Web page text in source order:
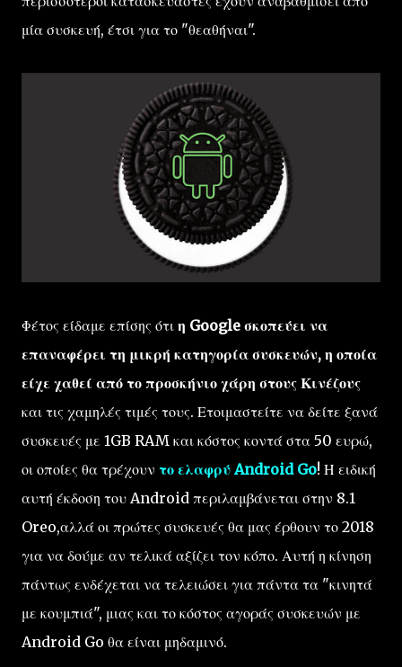
μία συσκευή, έτσι για το "θεαθήναι".
Φέτος είδαμε επίσης ότι η Google σκοπεύει να
επαναφέρει τη μικρή κατηγορία συσκευών, η οποία
είχε χαθεί από το προσκήνιο χάρη στους Κινέζους
και τις χαμηλές τιμές τους. Ετοιμαστείτε να δείτε ξανά
συσκευές με 1GB RAM και κόστος κοντά στα 50 ευρώ,
οι οποίες θα τρέχουν το ελαφρύ Android Go! Η ειδική
αυτή έκδοση του Android περιλαμβάνεται στην 8.1
Oreo,αλλά οι πρώτες συσκευές θα μας έρθουν το 2018
για να δούμε αν τελικά αξίζει τον κόπο. Αυτή η κίνηση
πάντως ενδέχεται να τελειώσει για πάντα τα "κινητά
με κουμπιά", μιας και το κόστος αγοράς συσκευών με
Android Go θα είναι μηδαμινό.